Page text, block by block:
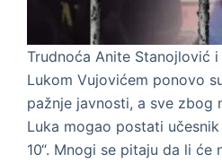
Trudnoća Anite Stanojlović i
Lukom Vujovićem ponovo
pažnje javnosti, a sve zbog
Luka mogao postati
10“. Mnogi se pitaju da li će